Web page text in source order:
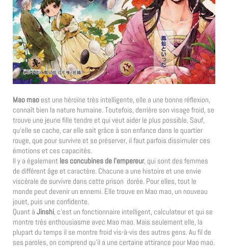
Mao mao est une héroïne très intelligente, elle a une bonne réflexion,
connaît bien la nature humaine. Toutefois, derrière son visage froid, se
trouve une jeune fille tendre et qui veut aider le plus possible. Sauf,
qu’elle se cache, car elle sait grâce à son enfance dans le quartier
rouge, que pour survivre et se préserver, il faut parfois dissimuler ces
émotions et ces capacités.
Il y a également les concubines de l’empereur, qui sont des femmes
de différent âge et caractère. Chacune a une histoire et une envie
viscérale de survivre dans cette prison dorée. Pour elles, tout le
monde peut devenir un ennemi. Elle trouve en Mao mao, un nouveau
jouet, puis une confidente.
Quant à Jinshi, c’est un fonctionnaire intelligent, calculateur et qui se
montre très enthousiasme avec Mao mao. Mais seulement elle, la
plupart du temps il se montre froid vis-à-vis des autres gens. Au fil de
ses paroles, on comprend qu’il a une certaine attirance pour Mao mao.